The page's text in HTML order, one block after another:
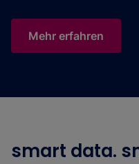
Mehr erfahren
smart data.